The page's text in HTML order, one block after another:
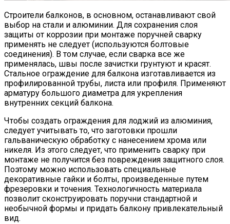
Строители балконов, в основном, останавливают свой
выбор на стали и алюминии. Для сохранения слоя
защиты от коррозии при монтаже поручней сварку
применять не следует (используются болтовые
соединения). В том случае, если сварка все же
применялась, швы после зачистки грунтуют и красят.
Стальное ограждение для балкона изготавливается из
профилированной трубы, листа или профиля. Применяют
арматуру большого диаметра для укрепления
внутренних секций балкона.
Чтобы создать ограждения для лоджий из алюминия,
следует учитывать то, что заготовки прошли
гальваническую обработку с нанесением хрома или
никеля. Из этого следует, что применить сварку при
монтаже не получится без повреждения защитного слоя.
Поэтому можно использовать специальные
декоративные гайки и болты, произведенные путем
фрезеровки и точения. Технологичность материала
позволит сконструировать поручни стандартной и
необычной формы и придать балкону привлекательный
вид.